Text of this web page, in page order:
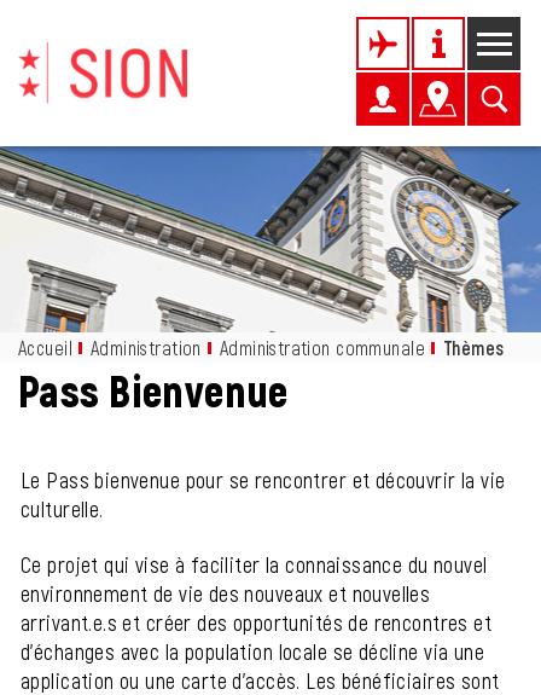
Kopfzeile
Inhalt
Accueil Administration Administration communale Thèmes
Pass Bienvenue
Le Pass bienvenue pour se rencontrer et découvrir la vie
culturelle.
Ce projet qui vise à faciliter la connaissance du nouvel
environnement de vie des nouveaux et nouvelles
arrivant.e.s et créer des opportunités de rencontres et
d'échanges avec la population locale se décline via une
application ou une carte d’accès. Les bénéficiaires sont
Objets associés